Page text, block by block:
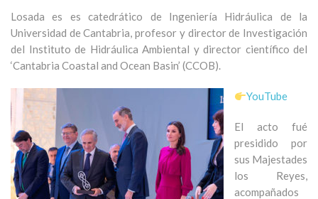
Losada es es catedrático de Ingeniería Hidráulica de la
Universidad de Cantabria, profesor y director de Investigación
del Instituto de Hidráulica Ambiental y director científico del
‘Cantabria Coastal and Ocean Basin’ (CCOB).
YouTube
El acto fué
presidido por
sus Majestades
los Reyes,
acompañados